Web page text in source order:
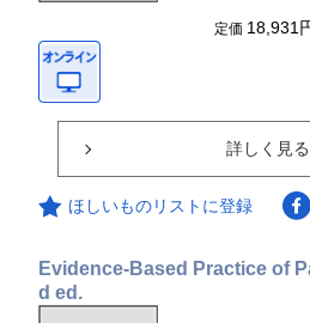
定価 18,931
詳しく見る
ほしいものリストに登録
Evidence-Based Practice of
d ed.